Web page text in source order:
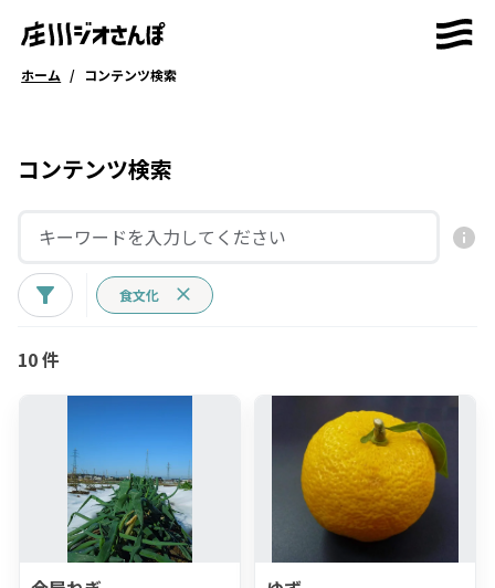
ホーム / コンテンツ検索
コンテンツ検索
食文化
10 件